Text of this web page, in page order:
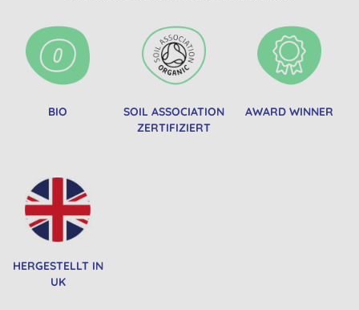
BIO
SOIL ASSOCIATION
ZERTIFIZIERT
AWARD WINNER
HERGESTELLT IN
UK